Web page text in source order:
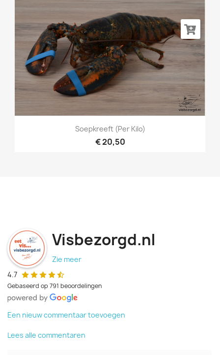
Soepkreeft (per Kilo)
€ 20,50
Visbezorgd.nl
Zie meer
4.7
Gebaseerd op 791 beoordelingen
Een nieuw commentaar toevoegen
Lees alle commentaren